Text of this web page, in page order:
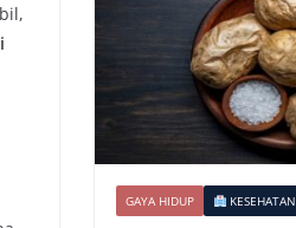
GAYA HIDUP KESEHATAN